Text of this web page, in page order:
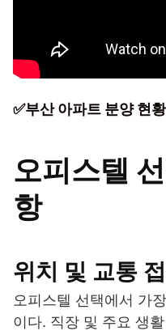
✅부산 아파트 분양 현
오피스텔
항
위치 및 교통
오피스텔 선택에서 가
이다. 직장 및 주요 생